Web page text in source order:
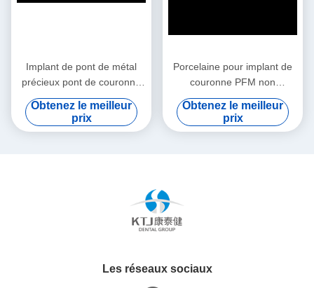
Implant de pont de métal
précieux pont de couronne
résistant à l'usure
personnalisé
Obtenez le meilleur
prix
Porcelaine pour implant de
couronne PFM non
précieuse fondue dans une
couronne métallique
Obtenez le meilleur
prix
Les réseaux sociaux